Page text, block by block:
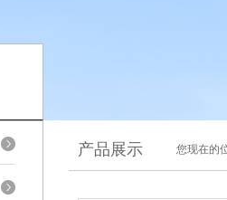
产品展示 您现在的